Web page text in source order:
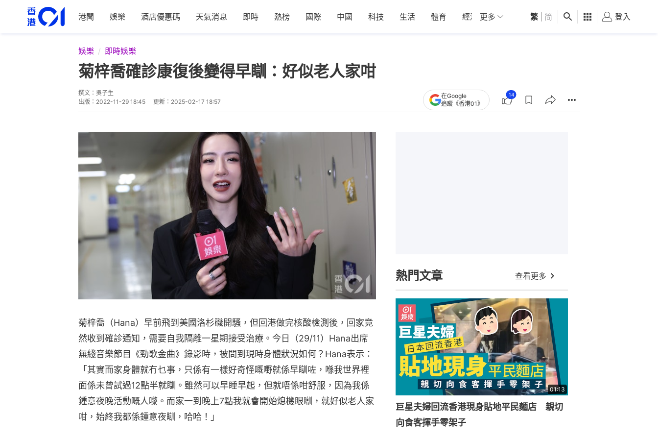
港聞 娛樂 酒店優惠碼 天氣消息 即時 熱榜 國際 中國 科技 生活 體育 經濟 01深圳 觀點 健康 好食玩飛
更多 繁 简 登入
娛樂 即時娛樂
菊梓喬確診康復後變得早瞓：好似老人家咁
撰文： 吳子生
出版： 2022-11-29 18:45 更新： 2025-02-17 18:57
在Google
追蹤《香港01》
14
菊梓喬（Hana）早前飛到美國洛杉磯開騷，但回港做完核酸檢測後，回家竟
然收到確診通知，需要自我隔離一星期接受治療。今日（29/11）Hana出席
無綫音樂節目《勁歌金曲》錄影時，被問到現時身體狀況如何？Hana表示：
「其實而家身體就冇乜事，只係有一樣好奇怪嘅嘢就係早瞓咗，喺我世界裡
面係未曾試過12點半就瞓。雖然可以早睡早起，但就唔係咁舒服，因為我係
鍾意夜晚活動嘅人嚟。而家一到晚上7點我就會開始熄機眼瞓，就好似老人家
咁，始終我都係鍾意夜瞓，哈哈！」
熱門文章 查看更多
01:13
巨星夫婦回流香港現身貼地平民麵店 親切
向食客揮手零架子